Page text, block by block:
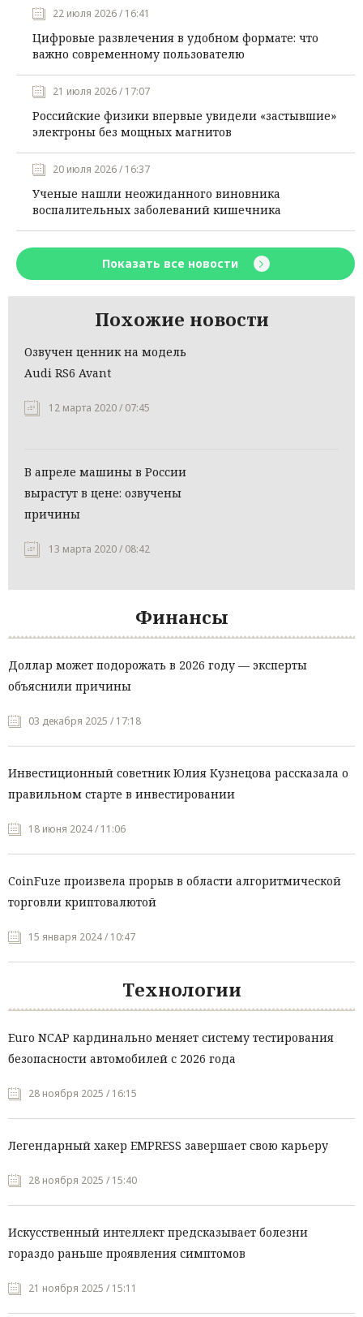
22 июля 2026 / 16:41
Цифровые развлечения в удобном формате: что
важно современному пользователю
21 июля 2026 / 17:07
Российские физики впервые увидели «застывшие»
электроны без мощных магнитов
20 июля 2026 / 16:37
Ученые нашли неожиданного виновника
воспалительных заболеваний кишечника
Показать все новости
Похожие новости
Озвучен ценник на модель
Audi RS6 Avant
12 марта 2020 / 07:45
В апреле машины в России
вырастут в цене: озвучены
причины
13 марта 2020 / 08:42
Финансы
Доллар может подорожать в 2026 году — эксперты
объяснили причины
03 декабря 2025 / 17:18
Инвестиционный советник Юлия Кузнецова рассказала о
правильном старте в инвестировании
18 июня 2024 / 11:06
CoinFuze произвела прорыв в области алгоритмической
торговли криптовалютой
15 января 2024 / 10:47
Технологии
Euro NCAP кардинально меняет систему тестирования
безопасности автомобилей с 2026 года
28 ноября 2025 / 16:15
Легендарный хакер EMPRESS завершает свою карьеру
28 ноября 2025 / 15:40
Искусственный интеллект предсказывает болезни
гораздо раньше проявления симптомов
21 ноября 2025 / 15:11